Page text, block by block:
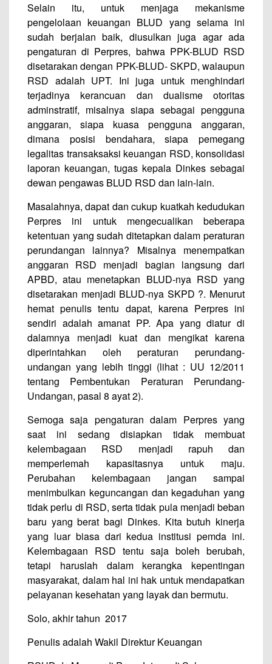
Selain itu, untuk menjaga mekanisme
pengelolaan keuangan BLUD yang selama ini
sudah berjalan baik, diusulkan juga agar ada
pengaturan di Perpres, bahwa PPK-BLUD RSD
disetarakan dengan PPK-BLUD- SKPD, walaupun
RSD adalah UPT. Ini juga untuk menghindari
terjadinya kerancuan dan dualisme otoritas
adminstratif, misalnya siapa sebagai pengguna
anggaran, siapa kuasa pengguna anggaran,
dimana posisi bendahara, siapa pemegang
legalitas transaksaksi keuangan RSD, konsolidasi
laporan keuangan, tugas kepala Dinkes sebagai
dewan pengawas BLUD RSD dan lain-lain.
Masalahnya, dapat dan cukup kuatkah kedudukan
Perpres ini untuk mengecualikan beberapa
ketentuan yang sudah ditetapkan dalam peraturan
perundangan lainnya? Misalnya menempatkan
anggaran RSD menjadi bagian langsung dari
APBD, atau menetapkan BLUD-nya RSD yang
disetarakan menjadi BLUD-nya SKPD ?. Menurut
hemat penulis tentu dapat, karena Perpres ini
sendiri adalah amanat PP. Apa yang diatur di
dalamnya menjadi kuat dan mengikat karena
diperintahkan oleh peraturan perundang-
undangan yang lebih tinggi (lihat : UU 12/2011
tentang Pembentukan Peraturan Perundang-
Undangan, pasal 8 ayat 2).
Semoga saja pengaturan dalam Perpres yang
saat ini sedang disiapkan tidak membuat
kelembagaan RSD menjadi rapuh dan
memperlemah kapasitasnya untuk maju.
Perubahan kelembagaan jangan sampai
menimbulkan keguncangan dan kegaduhan yang
tidak perlu di RSD, serta tidak pula menjadi beban
baru yang berat bagi Dinkes. Kita butuh kinerja
yang luar biasa dari kedua institusi pemda ini.
Kelembagaan RSD tentu saja boleh berubah,
tetapi haruslah dalam kerangka kepentingan
masyarakat, dalam hal ini hak untuk mendapatkan
pelayanan kesehatan yang layak dan bermutu.
Solo, akhir tahun 2017
Penulis adalah Wakil Direktur Keuangan